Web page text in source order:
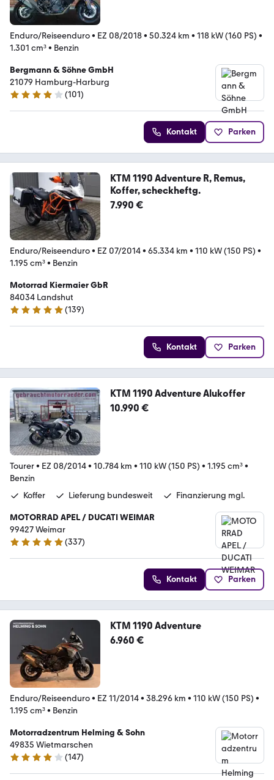
Enduro/Reiseenduro• EZ 08/2018• 50.324 km • 118 kW (160 PS) •
1.301 cm³• Benzin
Bergmann & Söhne GmbH
21079 Hamburg-Harburg
3.9 Sterne
(101)
Kontakt Parken
KTM 1190 Adventure R, Remus,
Koffer, scheckheftg.
7.990 €
Enduro/Reiseenduro• EZ 07/2014• 65.334 km • 110 kW (150 PS) •
1.195 cm³• Benzin
Motorrad Kiermaier GbR
84034 Landshut
4.9 Sterne
(139)
Kontakt Parken
KTM 1190 Adventure Alukoffer
10.990 €
Tourer• EZ 08/2014• 10.784 km • 110 kW (150 PS) • 1.195 cm³•
Benzin
Koffer
Lieferung bundesweit Finanzierung mgl.
MOTORRAD APEL / DUCATI WEIMAR
99427 Weimar
4.9 Sterne
(337)
Kontakt Parken
KTM 1190 Adventure
6.960 €
Enduro/Reiseenduro• EZ 11/2014• 38.296 km • 110 kW (150 PS) •
1.195 cm³• Benzin
Motorradzentrum Helming & Sohn
49835 Wietmarschen
4.2 Sterne
(147)